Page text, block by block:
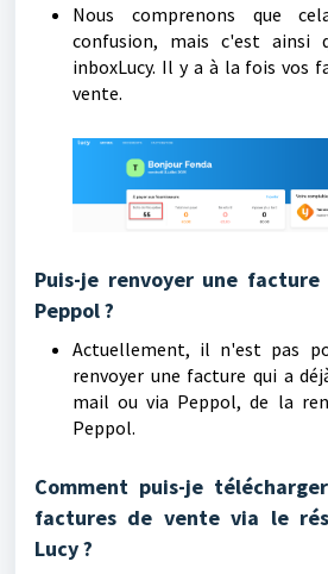
Nous comprenons que
confusion, mais c'est ainsi
inboxLucy. Il y a à la fois vos
vente.
Puis-je renvoyer une
Peppol ?
Actuellement, il n'est pas
renvoyer une facture qui a
mail ou via Peppol, de la
Peppol.
Comment puis-je
factures de vente via le
Lucy ?